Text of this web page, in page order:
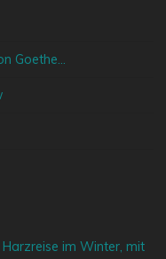
Goethe…
Harzreise im Winter, mit